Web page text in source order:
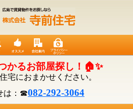
かるお部屋探し！🏠✨
宅におまかせください。
は：☎082-292-3064